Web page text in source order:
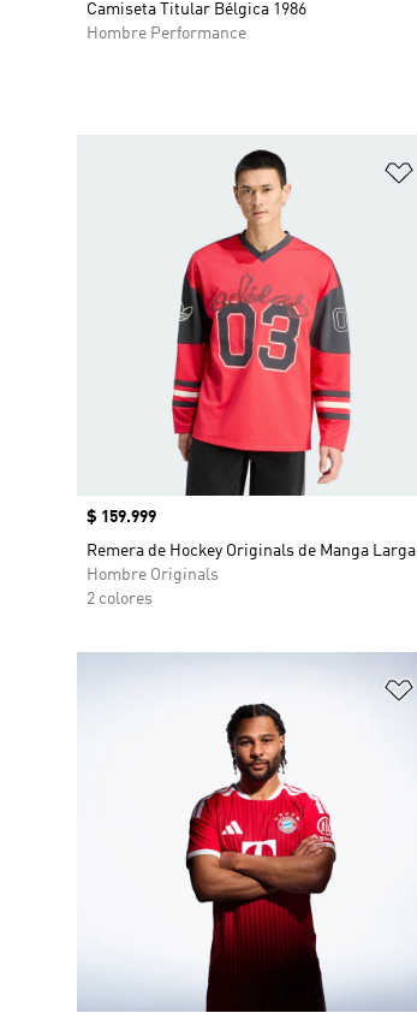
Camiseta Titular Bélgica 1986
Hombre Performance
Precio
$ 159.999
Remera de Hockey Originals de Manga Larga
Hombre Originals
2 colores